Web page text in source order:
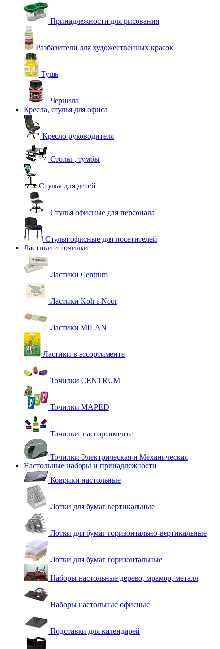
Принадлежности для рисования
Разбавители для художественных красок
Тушь
Чернила
Кресла, стулья для офиса
Кресло руководителя
Столы , тумбы
Стулья для детей
Стулья офисные для персонала
Стулья офисные для посетителей
Ластики и точилки
Ластики Centrum
Ластики Koh-i-Noor
Ластики MILAN
Ластики в ассортименте
Точилки CENTRUM
Точилки MAPED
Точилки в ассортименте
Точилки Электрическая и Механическая
Настольные наборы и принадлежности
Коврики настольные
Лотки для бумаг вертикальные
Лотки для бумаг горизонтально-вертикальные
Лотки для бумаг горизонтальные
Наборы настольные дерево, мрамор, металл
Наборы настольные офисные
Подставки для календарей